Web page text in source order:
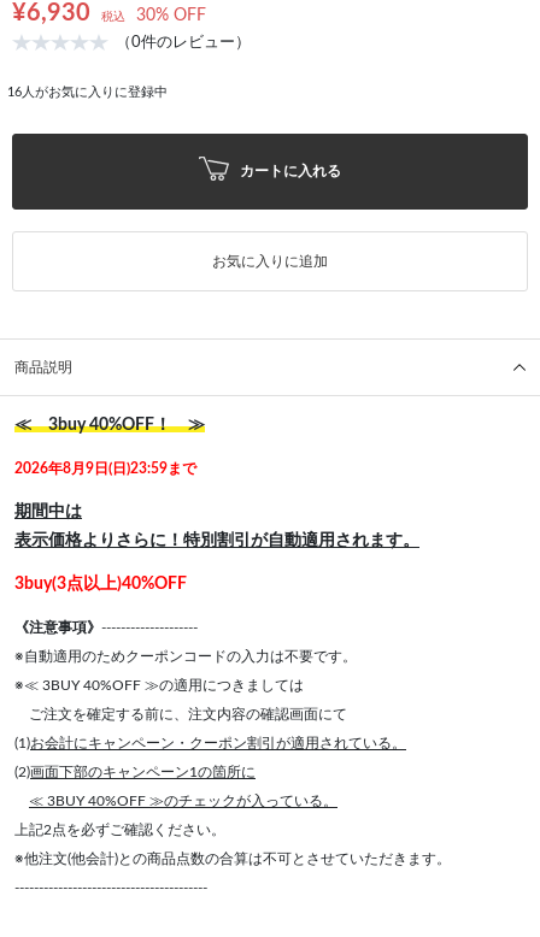
¥6,930
税込 30% OFF
（0件のレビュー）
16 人がお気に入りに登録中
カートに入れる
お気に入りに追加
商品説明
≪ 3buy 40%OFF！ ≫
2026年8月9日(日)23:59まで
期間中は
表示価格よりさらに！特別割引が自動適用されます。
3buy(3点以上)40%OFF
《注意事項》 --------------------
※自動適用のためクーポンコードの入力は不要です。
※≪ 3BUY 40%OFF ≫の適用につきましては
ご注文を確定する前に、注文内容の確認画面にて
(1)お会計にキャンペーン・クーポン割引が適用されている。
(2)画面下部のキャンペーン1の箇所に
≪ 3BUY 40%OFF ≫のチェックが入っている。
上記2点を必ずご確認ください。
※他注文(他会計)との商品点数の合算は不可とさせていただきます。
----------------------------------------